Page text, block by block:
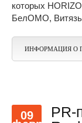
которых
БелОМО, Витязь
ИНФОРМАЦИЯ О
09
PR-